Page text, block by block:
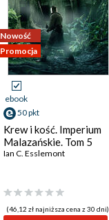
Nowość
Promocja
ebook
50 pkt
Krew i kość. Imperium
Malazańskie. Tom 5
Ian C. Esslemont
(46,12 zł najniższa cena z 30 dni)